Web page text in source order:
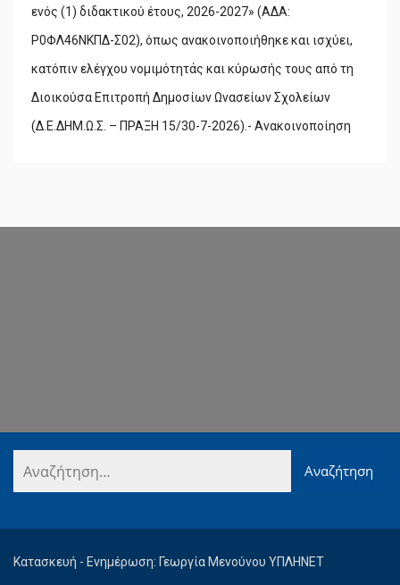
ενός (1) διδακτικού έτους, 2026-2027» (ΑΔΑ:
Ρ0ΦΛ46ΝΚΠΔ-Σ02), όπως ανακοινοποιήθηκε και ισχύει,
κατόπιν ελέγχου νομιμότητάς και κύρωσής τους από τη
Διοικούσα Επιτροπή Δημοσίων Ωνασείων Σχολείων
(Δ.Ε.ΔΗΜ.Ω.Σ. – ΠΡΑΞΗ 15/30-7-2026).- Ανακοινοποίηση
Κατασκευή - Ενημέρωση: Γεωργία Μενούνου ΥΠΛΗΝΕΤ